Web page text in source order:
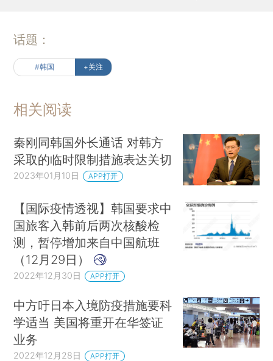
话题：
#韩国 +关注
相关阅读
秦刚同韩国外长通话 对韩方
采取的临时限制措施表达关切
2023年01月10日 APP打开
【国际疫情透视】韩国要求中
国旅客入韩前后两次核酸检
测，暂停增加来自中国航班
（12月29日）
2022年12月30日 APP打开
中方吁日本入境防疫措施要科
学适当 美国将重开在华签证
业务
2022年12月28日 APP打开